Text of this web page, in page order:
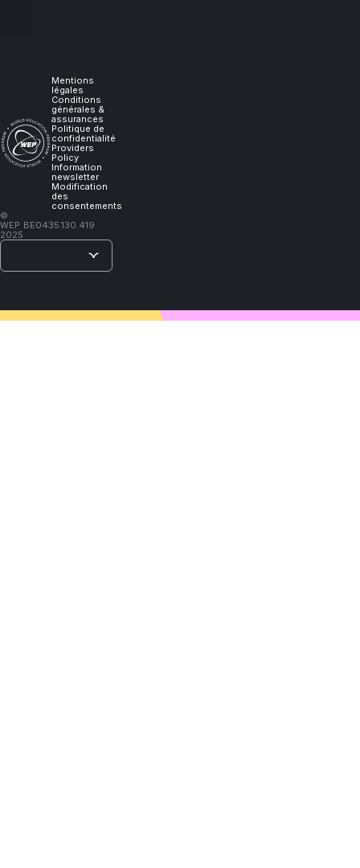
Mentions
légales
Conditions
générales &
assurances
Politique de
confidentialité
Providers
Policy
Information
newsletter
Modification
des
consentements
©
WEP
2025
BE0435.130.419
will
learn."
Lao